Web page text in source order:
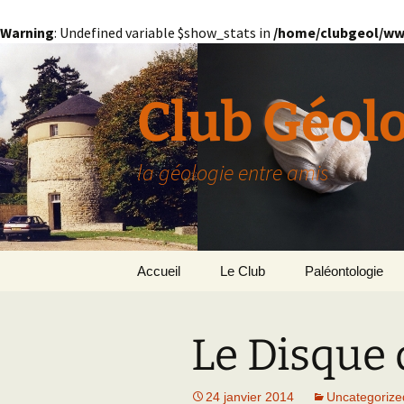
Warning: Undefined variable $show_stats in /home/clubgeol/
au
contenu
Club
la géologie entre amis
Accueil Le Club
Paris
Grignon
Paléontologie
Le Bassin
GRIGNON – 78
Le Disque
24 janvier 2014